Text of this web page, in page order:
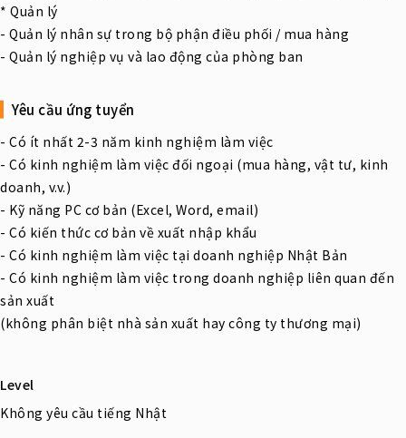
* Quản lý
- Quản lý nhân sự trong bộ phận điều phối / mua hàng
- Quản lý nghiệp vụ và lao động của phòng ban
Yêu cầu ứng tuyển
- Có ít nhất 2-3 năm kinh nghiệm làm việc
- Có kinh nghiệm làm việc đối ngoại (mua hàng, vật tư, kinh
doanh, v.v.)
- Kỹ năng PC cơ bản (Excel, Word, email)
- Có kiến thức cơ bản về xuất nhập khẩu
- Có kinh nghiệm làm việc tại doanh nghiệp Nhật Bản
- Có kinh nghiệm làm việc trong doanh nghiệp liên quan đến
sản xuất
(không phân biệt nhà sản xuất hay công ty thương mại)
Level
Không yêu cầu tiếng Nhật